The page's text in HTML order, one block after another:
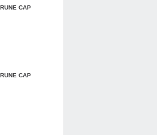
CAP
CAP